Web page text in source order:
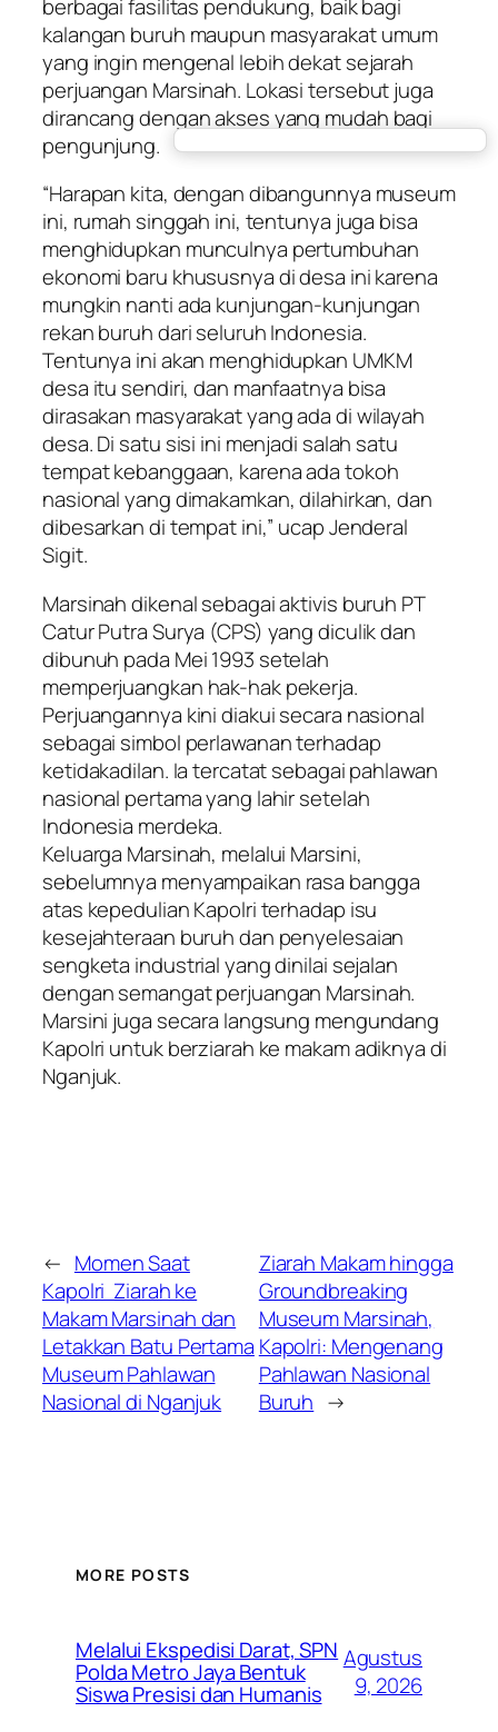
berbagai fasilitas pendukung, baik bagi
kalangan buruh maupun masyarakat umum
yang ingin mengenal lebih dekat sejarah
perjuangan Marsinah. Lokasi tersebut juga
dirancang dengan akses yang mudah bagi
pengunjung.
“Harapan kita, dengan dibangunnya museum
ini, rumah singgah ini, tentunya juga bisa
menghidupkan munculnya pertumbuhan
ekonomi baru khususnya di desa ini karena
mungkin nanti ada kunjungan-kunjungan
rekan buruh dari seluruh Indonesia.
Tentunya ini akan menghidupkan UMKM
desa itu sendiri, dan manfaatnya bisa
dirasakan masyarakat yang ada di wilayah
desa. Di satu sisi ini menjadi salah satu
tempat kebanggaan, karena ada tokoh
nasional yang dimakamkan, dilahirkan, dan
dibesarkan di tempat ini,” ucap Jenderal
Sigit.
Marsinah dikenal sebagai aktivis buruh PT
Catur Putra Surya (CPS) yang diculik dan
dibunuh pada Mei 1993 setelah
memperjuangkan hak-hak pekerja.
Perjuangannya kini diakui secara nasional
sebagai simbol perlawanan terhadap
ketidakadilan. Ia tercatat sebagai pahlawan
nasional pertama yang lahir setelah
Indonesia merdeka.
Keluarga Marsinah, melalui Marsini,
sebelumnya menyampaikan rasa bangga
atas kepedulian Kapolri terhadap isu
kesejahteraan buruh dan penyelesaian
sengketa industrial yang dinilai sejalan
dengan semangat perjuangan Marsinah.
Marsini juga secara langsung mengundang
Kapolri untuk berziarah ke makam adiknya di
Nganjuk.
← Momen Saat
Kapolri Ziarah ke
Makam Marsinah dan
Letakkan Batu Pertama
Museum Pahlawan
Nasional di Nganjuk
Ziarah Makam hingga
Groundbreaking
Museum Marsinah,
Kapolri: Mengenang
Pahlawan Nasional
Buruh →
MORE POSTS
Melalui Ekspedisi Darat, SPN
Polda Metro Jaya Bentuk
Siswa Presisi dan Humanis
Agustus
9, 2026